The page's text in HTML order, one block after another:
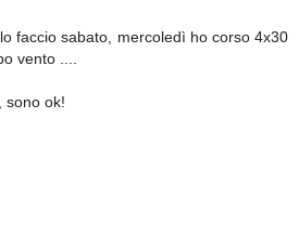
faccio sabato, mercoledì ho corso 4x30
vento ....
sono ok!